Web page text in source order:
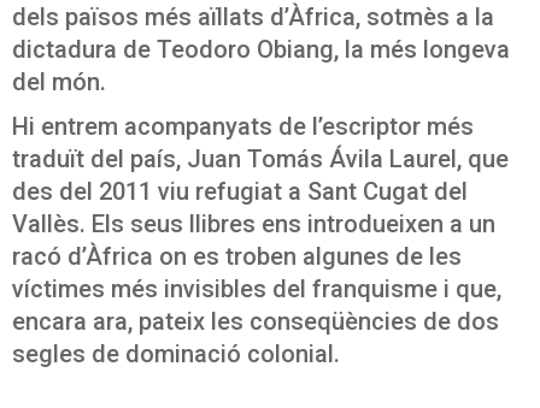
dels països més aïllats d’Àfrica, sotmès a la
dictadura de Teodoro Obiang, la més longeva
del món.
Hi entrem acompanyats de l’escriptor més
traduït del país, Juan Tomás Ávila Laurel, que
des del 2011 viu refugiat a Sant Cugat del
Vallès. Els seus llibres ens introdueixen a un
racó d’Àfrica on es troben algunes de les
víctimes més invisibles del franquisme i que,
encara ara, pateix les conseqüències de dos
segles de dominació colonial.